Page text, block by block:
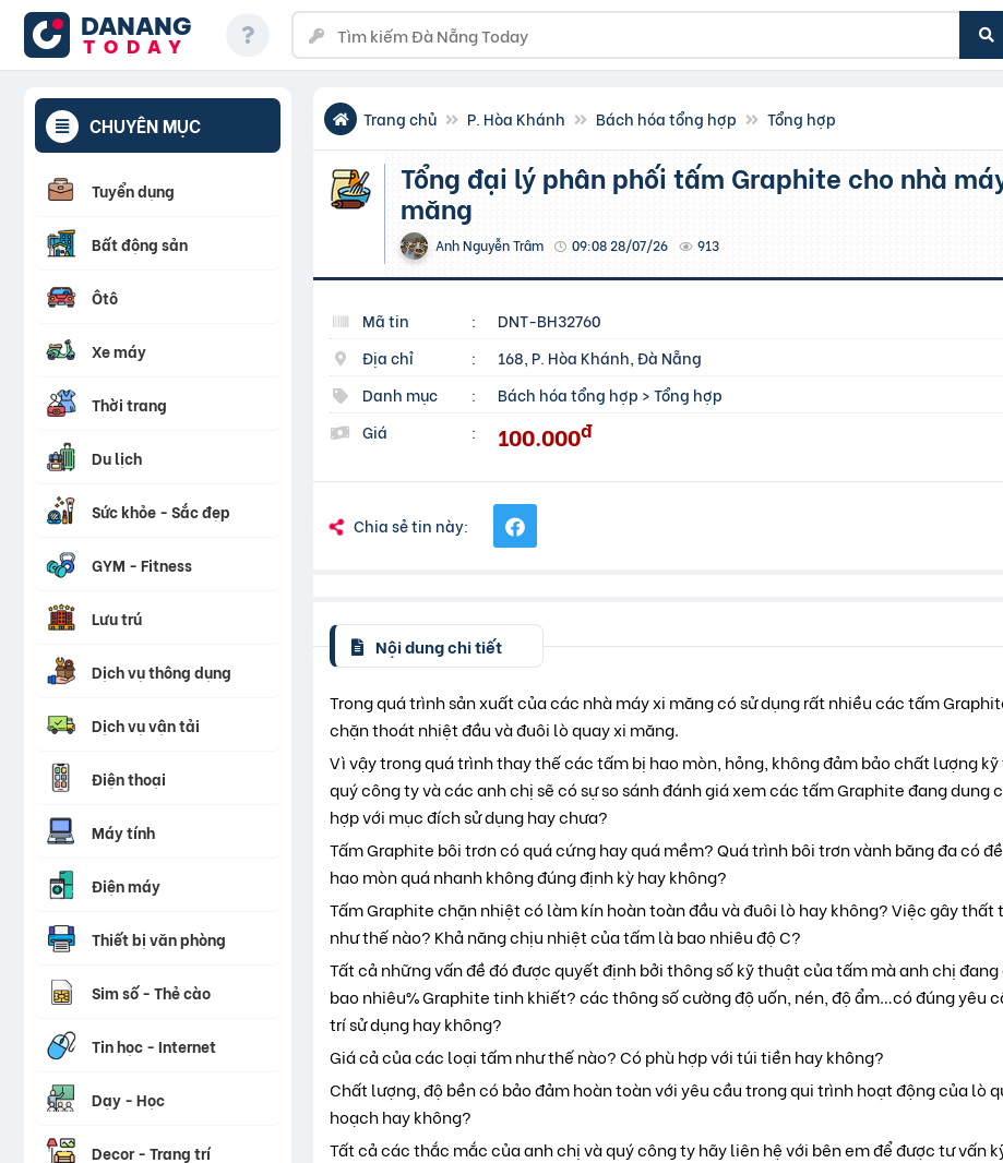
DANANG
TODAY
CHUYÊN MỤC
Tuyển dụng
Bất động sản
Ôtô
Xe máy
Thời trang
Du lịch
Sức khỏe - Sắc đẹp
GYM - Fitness
Lưu trú
Dịch vụ thông dụng
Dịch vụ vận tải
Điện thoại
Máy tính
Điện máy
Thiết bị văn phòng
Sim số - Thẻ cào
Tin học - Internet
Dạy - Học
Decor - Trang trí
Trang chủ P. Hòa Khánh Bách hóa tổng hợp Tổng hợp
Tổng đại lý phân phối tấm Graphite cho nhà máy xi
măng
Anh Nguyễn Trâm 09:08 28/07/26 913
Mã tin :
DNT-BH32760
Địa chỉ
:
168, P. Hòa Khánh, Đà Nẵng
Danh mục
: Bách hóa tổng hợp >Tổng hợp
Giá
: 100.000đ
Chia sẻ tin này:
Nội dung chi tiết
Trong quá trình sản xuất của các nhà máy xi măng có sử dụng rất nhiều các tấm
chặn thoát nhiệt đầu và đuôi lò quay xi măng.
Vì vậy trong quá trình thay thế các tấm bị hao mòn, hỏng, không đảm bảo chất lượng
quý công ty và các anh chị sẽ có sự so sánh đánh giá xem các tấm Graphite đang dung
hợp với mục đích sử dụng hay chưa?
Tấm Graphite bôi trơn có quá cứng hay quá mềm? Quá trình bôi trơn vành băng đa có
hao mòn quá nhanh không đúng định kỳ hay không?
Tấm Graphite chặn nhiệt có làm kín hoàn toàn đầu và đuôi lò hay không? Việc gây
như thế nào? Khả năng chịu nhiệt của tấm là bao nhiêu độ C?
Tất cả những vấn đề đó được quyết định bởi thông số kỹ thuật của tấm mà anh chị
bao nhiêu% Graphite tinh khiết? các thông số cường độ uốn, nén, độ ẩm…có đúng yêu
trí sử dụng hay không?
Giá cả của các loại tấm như thế nào? Có phù hợp với túi tiền hay không?
Chất lượng, độ bền có bảo đảm hoàn toàn với yêu cầu trong qui trình hoạt động của lò
hoạch hay không?
Tất cả các thắc mắc của anh chị và quý công ty hãy liên hệ với bên em để được tư vấn